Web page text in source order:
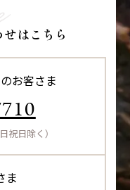
はこちら
お客さま
祝日除く）
ま